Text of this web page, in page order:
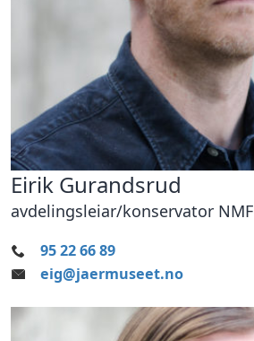
Eirik Gurandsrud
avdelingsleiar/konservator NMF
95 22 66 89
eig@jaermuseet.no